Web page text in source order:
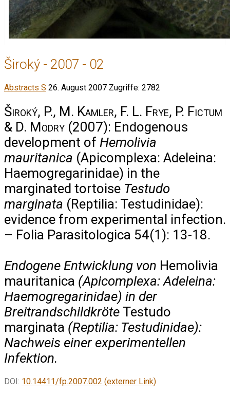
Široký - 2007 - 02
Abstracts S 26. August 2007 Zugriffe: 2782
Široký, P., M. Kamler, F. L. Frye, P. Fictum
& D. Modry (2007): Endogenous
development of Hemolivia
mauritanica (Apicomplexa: Adeleina:
Haemogregarinidae) in the
marginated tortoise Testudo
marginata (Reptilia: Testudinidae):
evidence from experimental infection.
– Folia Parasitologica 54(1): 13-18.
Endogene Entwicklung von Hemolivia
mauritanica (Apicomplexa: Adeleina:
Haemogregarinidae) in der
Breitrandschildkröte Testudo
marginata (Reptilia: Testudinidae):
Nachweis einer experimentellen
Infektion.
DOI: 10.14411/fp.2007.002 (externer Link)